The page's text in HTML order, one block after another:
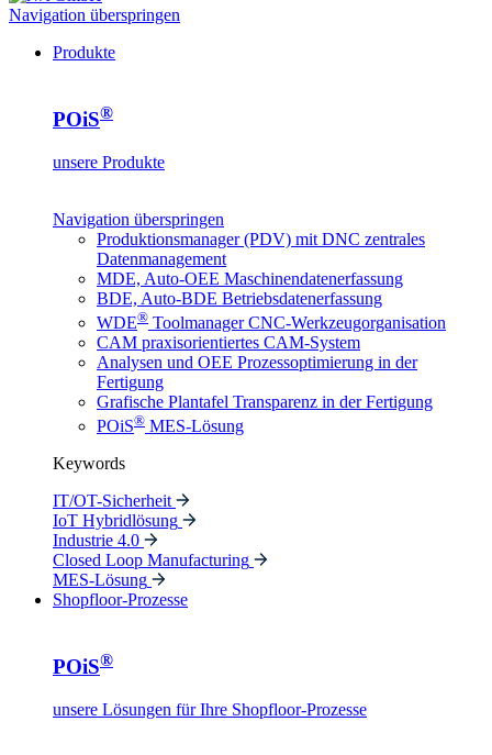
Navigation überspringen
Produkte
POiS®
unsere Produkte
Navigation überspringen
Produktionsmanager (PDV) mit DNC zentrales
Datenmanagement
MDE, Auto-OEE Maschinendatenerfassung
BDE, Auto-BDE Betriebsdatenerfassung
WDE® ToolmanagerCNC-Werkzeugorganisation
CAM praxisorientiertes CAM-System
Analysen und OEE Prozessoptimierung in der
Fertigung
Grafische Plantafel Transparenz in der Fertigung
POiS® MES-Lösung
Keywords
IT/OT-Sicherheit
IoT Hybridlösung
Industrie 4.0
Closed Loop Manufacturing
MES-Lösung
Shopfloor-Prozesse
POiS®
unsere Lösungen für Ihre Shopfloor-Prozesse